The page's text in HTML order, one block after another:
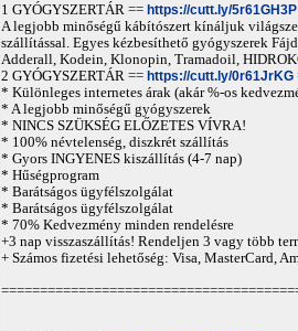
1 GYÓGYSZERTÁR == https://cutt.ly/5r61GH3P
A legjobb minőségű kábítószert kínáljuk
szállítással. Egyes kézbesíthető gyógyszerek
Adderall, Kodein, Klonopin, Tramadoil,
2 GYÓGYSZERTÁR == https://cutt.ly/0r61JrKG
* Különleges internetes árak (akár %-os
* A legjobb minőségű gyógyszerek
* NINCS SZÜKSÉG ELŐZETES VÍVRA!
* 100% névtelenség, diszkrét szállítás
* Gyors INGYENES kiszállítás (4-7 nap)
* Hűségprogram
* Barátságos ügyfélszolgálat
* Barátságos ügyfélszolgálat
* 70% Kedvezmény minden rendelésre
+3 nap visszaszállítás! Rendeljen 3 vagy több
+ Számos fizetési lehetőség: Visa, MasterCard,